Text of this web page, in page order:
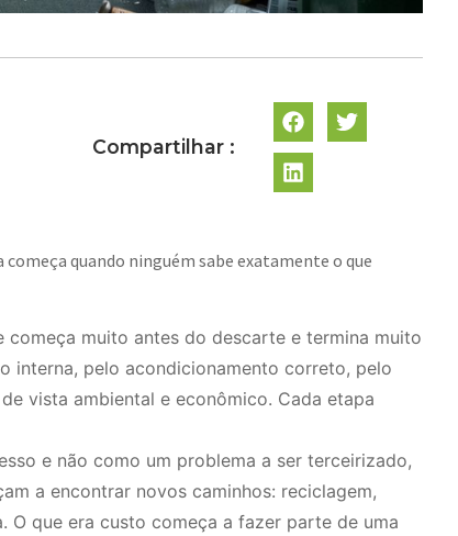
Compartilhar :
quando ninguém sabe exatamente o que
começa muito antes do descarte e termina muito
interna, pelo acondicionamento correto, pelo
vista ambiental e econômico. Cada etapa
e não como um problema a ser terceirizado,
a encontrar novos caminhos: reciclagem,
que era custo começa a fazer parte de uma